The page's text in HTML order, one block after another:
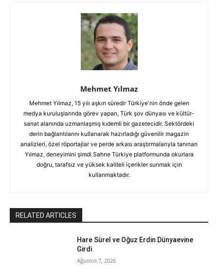
Mehmet Yılmaz
Mehmet Yılmaz, 15 yılı aşkın süredir Türkiye'nin önde gelen
medya kuruluşlarında görev yapan, Türk şov dünyası ve kültür-
sanat alanında uzmanlaşmış kıdemli bir gazetecidir. Sektördeki
derin bağlantılarını kullanarak hazırladığı güvenilir magazin
analizleri, özel röportajlar ve perde arkası araştırmalarıyla tanınan
Yılmaz, deneyimini şimdi Sahne Türkiye platformunda okurlara
doğru, tarafsız ve yüksek kaliteli içerikler sunmak için
kullanmaktadır.
RELATED ARTICLES
Hare Sürel ve Oğuz Erdin Dünyaevine
Girdi
Ağustos 7, 2026